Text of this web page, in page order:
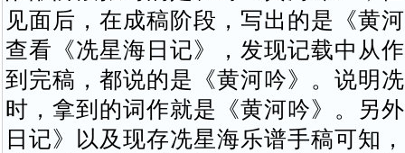
见面后，在成稿阶段，写出的是《黄
查看《冼星海日记》，发现记载中从
到完稿，都说的是《黄河吟》。说明
时，拿到的词作就是《黄河吟》。另
日记》以及现存冼星海乐谱手稿可知